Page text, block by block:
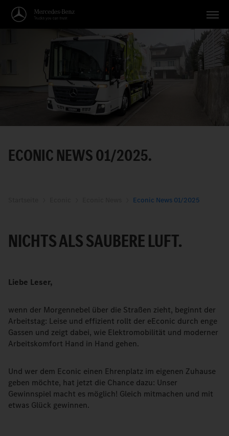
Fahrzeuge
Anwendungen
Themen
Service
Deutsch
ECONIC NEWS 01/2025.
Econic News 01/2025
NICHTS ALS SAUBERE LUFT.
Liebe Leser,
wenn der Morgennebel über die Straßen zieht, beginnt der
Arbeitstag: Leise und effizient rollt der eEconic durch enge
Gassen und zeigt dabei, wie Elektromobilität und moderner
Arbeitskomfort Hand in Hand gehen.
Und wer dem Econic einen Ehrenplatz im eigenen Zuhause
geben möchte, hat jetzt die Chance dazu: Unser
Gewinnspiel macht es möglich! Gleich mitmachen und mit
etwas Glück gewinnen.